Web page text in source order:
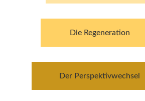
Die Regeneration
Der Perspektivwechsel